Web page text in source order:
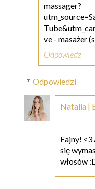
massager?
ve - masażer
Odpowiedz
Odpowiedzi
Natalia |
Fajny!
się
włosów